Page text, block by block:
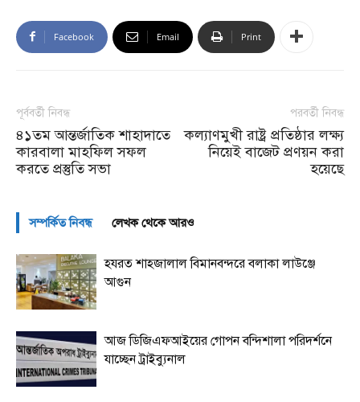
Facebook Email Print
পূর্ববর্তী নিবন্ধ
৪১তম আন্তর্জাতিক শাহাদাতে
কারবালা মাহফিল সফল
করতে প্রস্তুতি সভা
পরবর্তী নিবন্ধ
কল্যাণমুখী রাষ্ট্র প্রতিষ্ঠার লক্ষ্য
নিয়েই বাজেট প্রণয়ন করা
হয়েছে
সম্পর্কিত নিবন্ধ লেখক থেকে আরও
হযরত শাহজালাল বিমানবন্দরে বলাকা লাউঞ্জে
আগুন
আজ ডিজিএফআইয়ের গোপন বন্দিশালা পরিদর্শনে
যাচ্ছেন ট্রাইব্যুনাল